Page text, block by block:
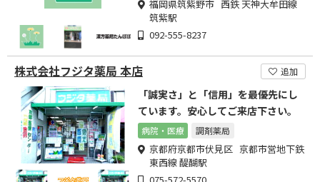
福岡県筑紫野市 西鉄 天神大牟田線
筑紫駅
092-555-8237
株式会社フジタ薬局 本店 追加
「誠実さ」と「信用」を最優先にし
ています。安心してご来店下さい。
病院・医療 調剤薬局
京都府京都市伏見区 京都市営地下鉄
東西線 醍醐駅
075-572-5570